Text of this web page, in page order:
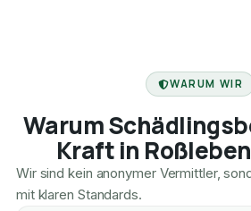
WARUM WIR
Warum
Kraft in
Wir sind kein anonymer Vermittler,
mit klaren Standards.